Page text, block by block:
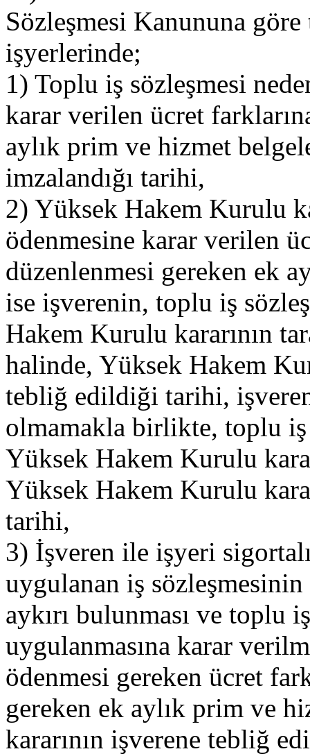
Sözleşmesi Kanununa
işyerlerinde;
1) Toplu iş sözleşmesi
karar verilen ücret
aylık prim ve hizmet
imzalandığı tarihi,
2) Yüksek Hakem Kurulu
ödenmesine karar verilen
düzenlenmesi gereken ek
ise işverenin, toplu iş
Hakem Kurulu kararının
halinde, Yüksek Hakem
tebliğ edildiği tarihi,
olmamakla birlikte, toplu iş
Yüksek Hakem Kurulu
Yüksek Hakem Kurulu
tarihi,
3) İşveren ile işyeri
uygulanan iş
aykırı bulunması ve toplu
uygulanmasına karar
ödenmesi gereken ücret
gereken ek aylık prim ve
kararının işverene tebliğ